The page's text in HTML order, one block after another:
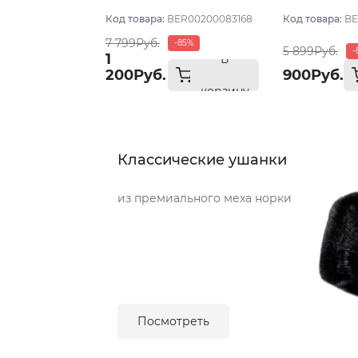
тёмный размер 57
Код товара: BER00200083168
7 799Руб. -85%
1
200Руб.
В
корзину
тёмный
Код товара:
5 899Руб. -
900Руб.
Классические ушанки
из премиального меха норки
Посмотреть